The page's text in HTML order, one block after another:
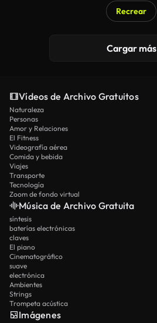
Recrear
Cargar más
Vídeos de Archivo Gratuitos
Naturaleza
Personas
Amor y Relaciones
El Fitness
Videografía aérea
Comida y bebida
Viajes
Transporte
Tecnología
Zoom de fondo virtual
Música de Archivo Gratuita
síntesis
baterías electrónicas
claves
El piano
Cinematográfico
suave
electrónica
Ambientes
Strings
Trompeta acústica
Imágenes